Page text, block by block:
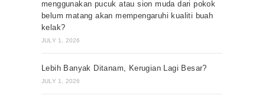
menggunakan pucuk atau sion muda dari pokok
belum matang akan mempengaruhi kualiti buah
kelak?
JULY 1, 2026
Lebih Banyak Ditanam, Kerugian Lagi Besar?
JULY 1, 2026